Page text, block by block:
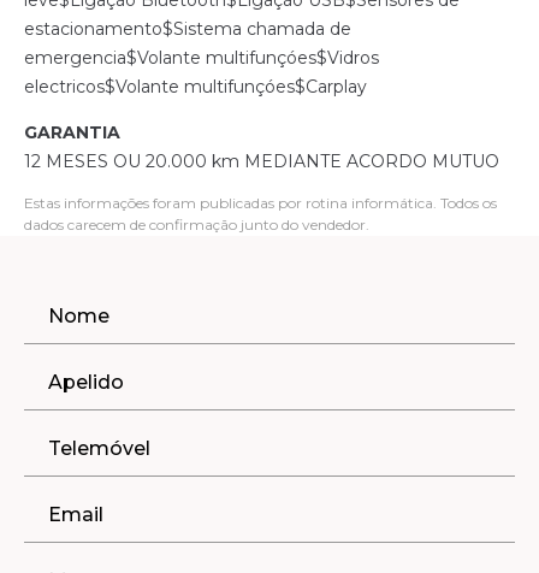
estacionamento$Sistema chamada de
emergencia$Volante multifunçóes$Vidros
electricos$Volante multifunçóes$Carplay
GARANTIA
12 MESES OU 20.000 km MEDIANTE ACORDO MUTUO
Estas informações foram publicadas por rotina informática. Todos os
dados carecem de confirmação junto do vendedor.